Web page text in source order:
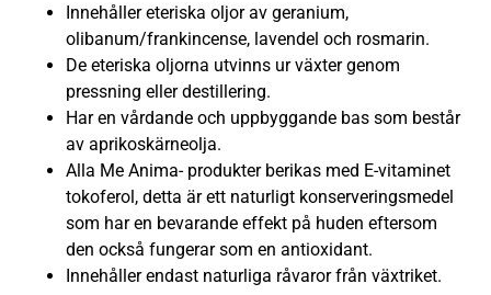
Innehåller eteriska oljor av geranium,
olibanum/frankincense, lavendel och rosmarin.
De eteriska oljorna utvinns ur växter genom
pressning eller destillering.
Har en vårdande och uppbyggande bas som består
av aprikoskärneolja.
Alla Me Anima- produkter berikas med E-vitaminet
tokoferol, detta är ett naturligt konserveringsmedel
som har en bevarande effekt på huden eftersom
den också fungerar som en antioxidant.
Innehåller endast naturliga råvaror från växtriket.